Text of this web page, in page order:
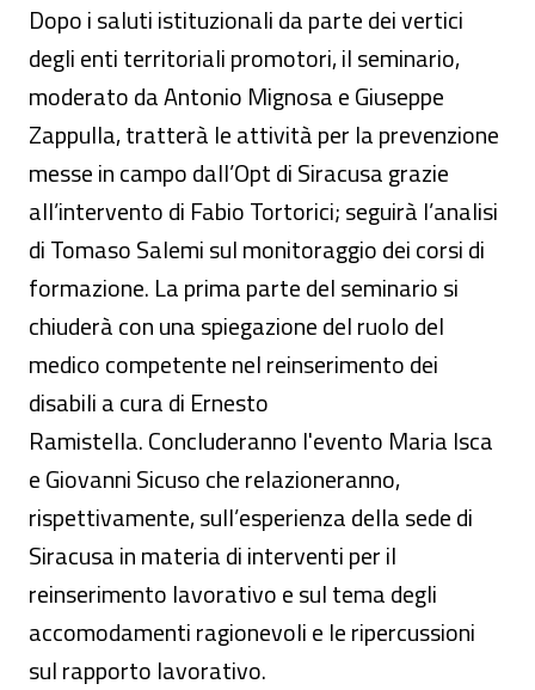
Dopo i saluti istituzionali da parte dei vertici
degli enti territoriali promotori, il seminario,
moderato da Antonio Mignosa e Giuseppe
Zappulla, tratterà le attività per la prevenzione
messe in campo dall’Opt di Siracusa grazie
all’intervento di Fabio Tortorici; seguirà l’analisi
di Tomaso Salemi sul monitoraggio dei corsi di
formazione. La prima parte del seminario si
chiuderà con una spiegazione del ruolo del
medico competente nel reinserimento dei
disabili a cura di Ernesto
Ramistella. Concluderanno l'evento Maria Isca
e Giovanni Sicuso che relazioneranno,
rispettivamente, sull’esperienza della sede di
Siracusa in materia di interventi per il
reinserimento lavorativo e sul tema degli
accomodamenti ragionevoli e le ripercussioni
sul rapporto lavorativo.